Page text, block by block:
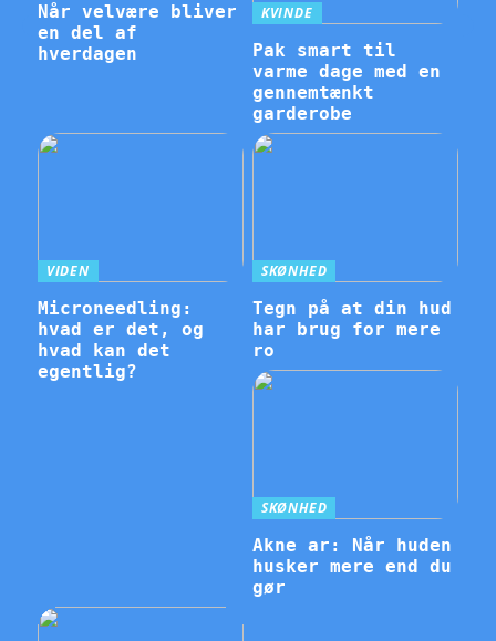
Når velvære bliver
en del af
hverdagen
KVINDE
Pak smart til
varme dage med en
gennemtænkt
garderobe
VIDEN
Microneedling:
hvad er det, og
hvad kan det
egentlig?
SKØNHED
Tegn på at din hud
har brug for mere
ro
SKØNHED
Akne ar: Når huden
husker mere end du
gør